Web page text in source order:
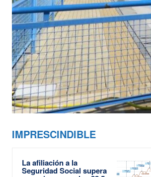
IMPRESCINDIBLE
La afiliación a la
Seguridad Social supera